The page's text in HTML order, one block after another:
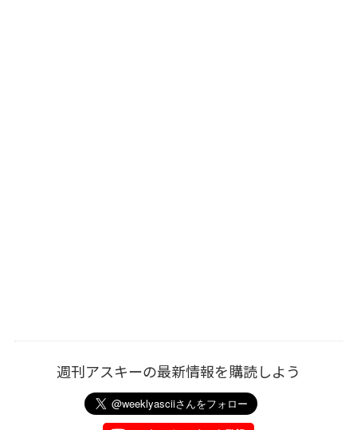
週刊アスキーの最新情報を購読しよう